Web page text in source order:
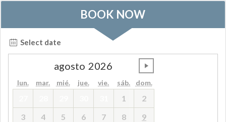
BOOK NOW
Select date
agosto 2026
lun. mar. mié. jue. vie. sáb. dom.
1
2
3
4 5 6 7 8
9